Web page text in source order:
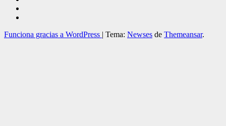
Funciona gracias a WordPress | Tema: Newses de Themeansar.